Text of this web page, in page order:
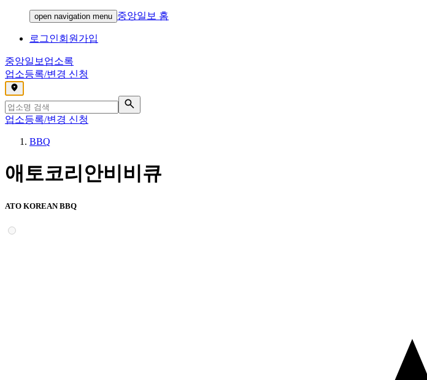
open navigation menu 중앙일보 홈
로그인회원가입
중앙일보 업소록
업소등록/변경 신청
,
업소등록/변경 신청
BBQ
애토코리안비비큐
ATO KOREAN BBQ